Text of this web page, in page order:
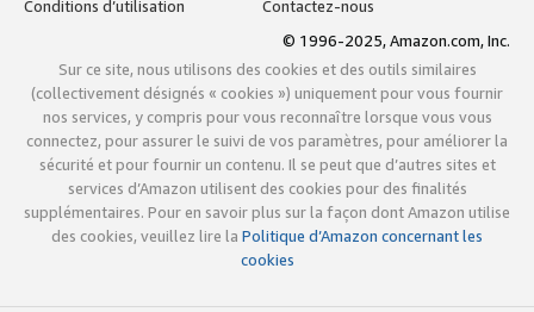
Conditions d’utilisation
Contactez-nous
© 1996-2025, Amazon.com, Inc.
Sur ce site, nous utilisons des cookies et des outils similaires
(collectivement désignés « cookies ») uniquement pour vous fournir
nos services, y compris pour vous reconnaître lorsque vous vous
connectez, pour assurer le suivi de vos paramètres, pour améliorer la
sécurité et pour fournir un contenu. Il se peut que d’autres sites et
services d’Amazon utilisent des cookies pour des finalités
supplémentaires. Pour en savoir plus sur la façon dont Amazon utilise
des cookies, veuillez lire la Politique d’Amazon concernant les
cookies